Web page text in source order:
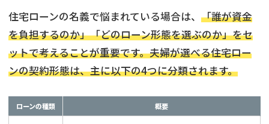
住宅ローンの名義で悩まれている場合は、 「誰が資金
を負担するのか」「どのローン形態を選ぶのか」をセ
ットで考えることが重要です。夫婦が選べる住宅ロー
ンの契約形態は、主に以下の4つに分類されます。
ローンの種類 概要